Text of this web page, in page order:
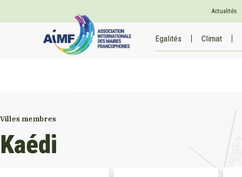
Actualités
Egalités Climat
Villes membres
Kaédi